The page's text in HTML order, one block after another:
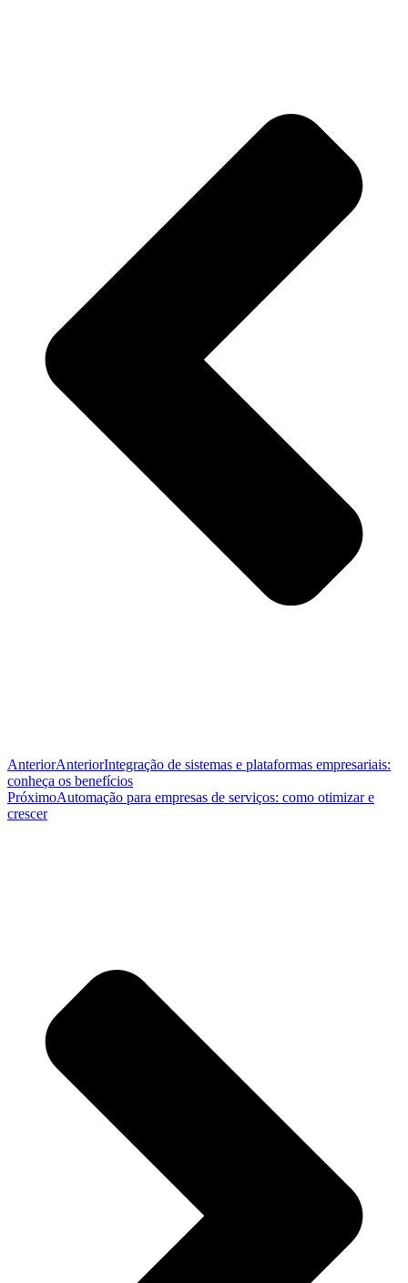
AnteriorAnteriorIntegração de sistemas e plataformas empresariais:
conheça os benefícios
PróximoAutomação para empresas de serviços: como otimizar e
crescer